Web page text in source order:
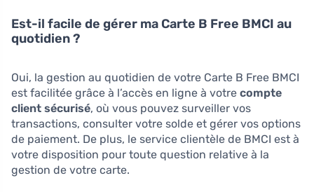
Est-il facile de gérer ma Carte B Free BMCI au
quotidien ?
Oui, la gestion au quotidien de votre Carte B Free BMCI
est facilitée grâce à l’accès en ligne à votre compte
client sécurisé, où vous pouvez surveiller vos
transactions, consulter votre solde et gérer vos options
de paiement. De plus, le service clientèle de BMCI est à
votre disposition pour toute question relative à la
gestion de votre carte.